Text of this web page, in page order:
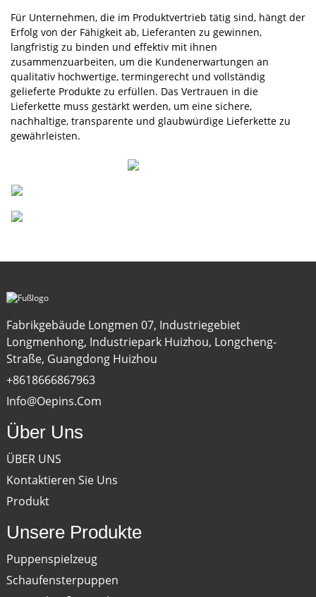
Für Unternehmen, die im Produktvertrieb tätig sind, hängt der
Erfolg von der Fähigkeit ab, Lieferanten zu gewinnen,
langfristig zu binden und effektiv mit ihnen
zusammenzuarbeiten, um die Kundenerwartungen an
qualitativ hochwertige, termingerecht und vollständig
gelieferte Produkte zu erfüllen. Das Vertrauen in die
Lieferkette muss gestärkt werden, um eine sichere,
nachhaltige, transparente und glaubwürdige Lieferkette zu
gewährleisten.
Fabrikgebäude Longmen 07, Industriegebiet
Longmenhong, Industriepark Huizhou, Longcheng-
Straße, Guangdong Huizhou
+8618666867963
Info@oepins.com
Über Uns
ÜBER UNS
Kontaktieren Sie Uns
Produkt
Unsere Produkte
Puppenspielzeug
Schaufensterpuppen